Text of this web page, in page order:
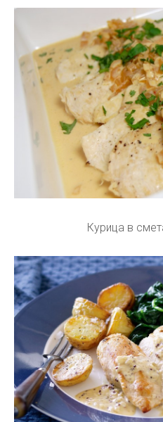
Курица в